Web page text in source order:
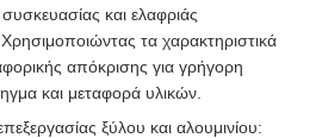
και ελαφριάς
Χρησιμοποιώντας τα χαρακτηριστικά
απόκρισης για γρήγορη
και μεταφορά υλικών.
ξύλου και αλουμινίου: